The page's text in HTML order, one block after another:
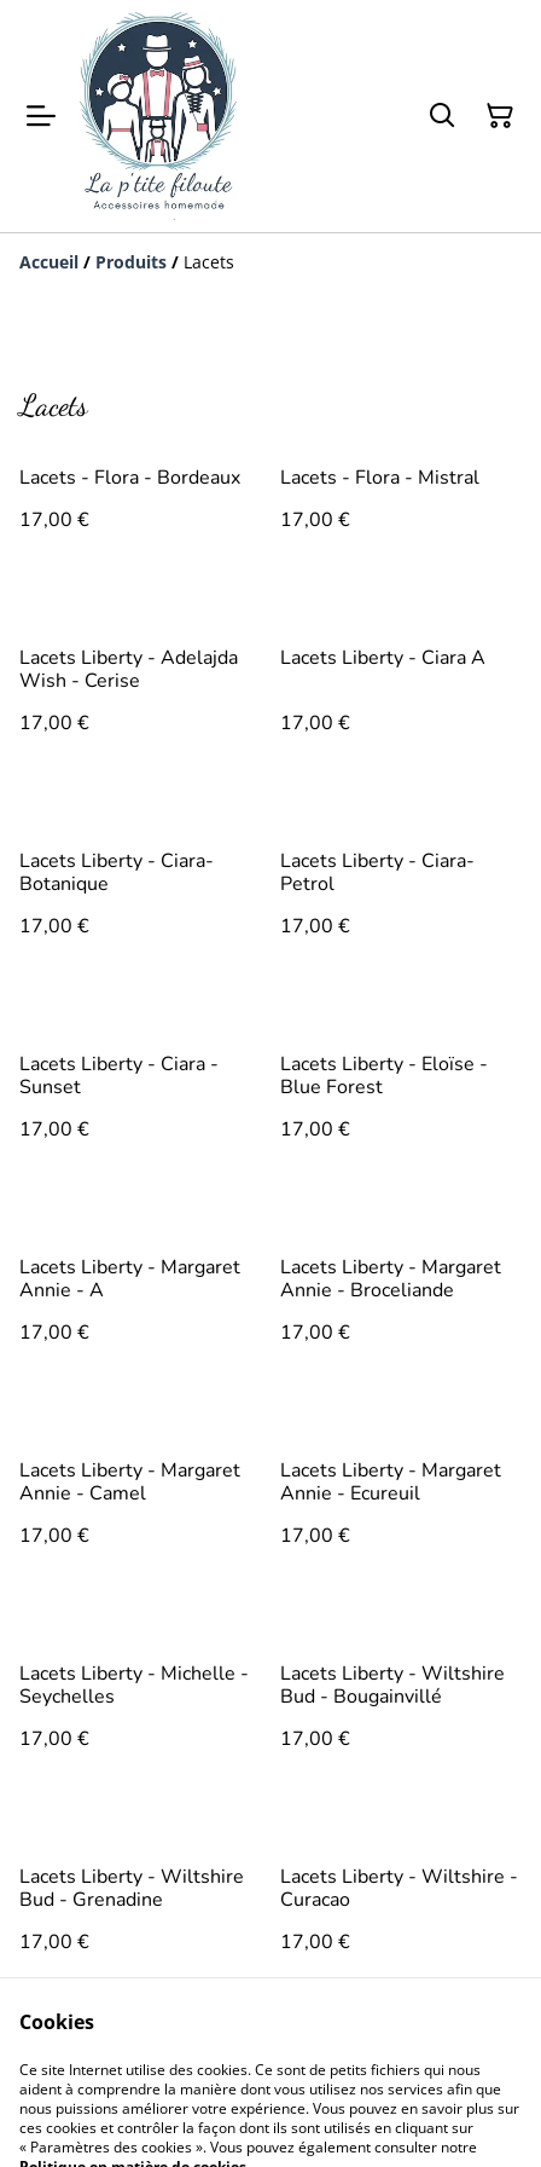
Accueil / Produits / Lacets
Lacets
Lacets - Flora - Bordeaux
17,00 €
Lacets - Flora - Mistral
17,00 €
Lacets Liberty - Adelajda
Wish - Cerise
17,00 €
Lacets Liberty - Ciara A
17,00 €
Lacets Liberty - Ciara-
Botanique
17,00 €
Lacets Liberty - Ciara-
Petrol
17,00 €
Lacets Liberty - Ciara -
Sunset
17,00 €
Lacets Liberty - Eloïse -
Blue Forest
17,00 €
Lacets Liberty - Margaret
Annie - A
17,00 €
Lacets Liberty - Margaret
Annie - Broceliande
17,00 €
Lacets Liberty - Margaret
Annie - Camel
17,00 €
Lacets Liberty - Margaret
Annie - Ecureuil
17,00 €
Lacets Liberty - Michelle -
Seychelles
17,00 €
Lacets Liberty - Wiltshire
Bud - Bougainvillé
17,00 €
Lacets Liberty - Wiltshire
Bud - Grenadine
17,00 €
Lacets Liberty - Wiltshire -
Curacao
17,00 €
1 2
Cookies
Ce site Internet utilise des cookies. Ce sont de petits fichiers qui nous
aident à comprendre la manière dont vous utilisez nos services afin que
nous puissions améliorer votre expérience. Vous pouvez en savoir plus sur
ces cookies et contrôler la façon dont ils sont utilisés en cliquant sur
« Paramètres des cookies ». Vous pouvez également consulter notre